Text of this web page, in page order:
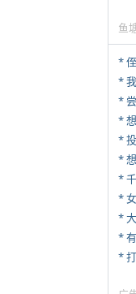
鱼
*
*
*
*
*
*
*
*